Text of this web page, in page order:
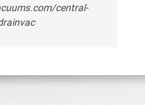
central-